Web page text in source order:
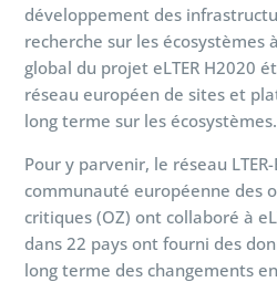
développement des
recherche sur les écosystèmes
global du projet eLTER H2020
réseau européen de sites et
long terme sur les écosystèmes.
Pour y parvenir, le réseau
communauté européenne des
critiques (OZ) ont collaboré à
dans 22 pays ont fourni des
long terme des changements